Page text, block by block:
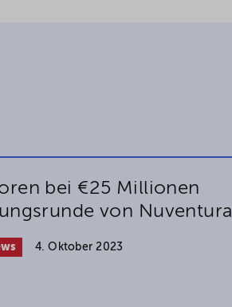
bei €25 Millionen
von Nuventura
4. Oktober 2023